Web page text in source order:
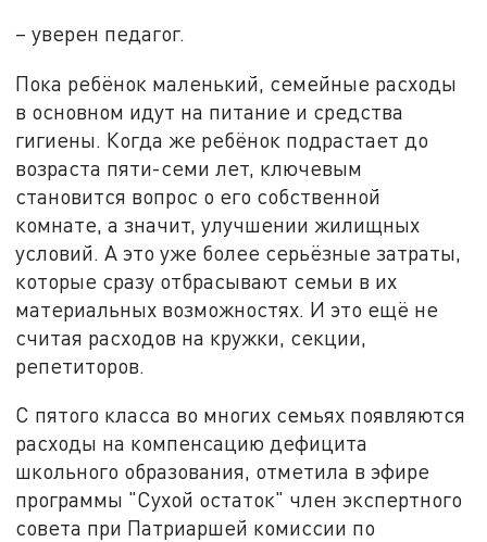
– уверен педагог.
Пока ребёнок маленький, семейные расходы
в основном идут на питание и средства
гигиены. Когда же ребёнок подрастает до
возраста пяти-семи лет, ключевым
становится вопрос о его собственной
комнате, а значит, улучшении жилищных
условий. А это уже более серьёзные затраты,
которые сразу отбрасывают семьи в их
материальных возможностях. И это ещё не
считая расходов на кружки, секции,
репетиторов.
С пятого класса во многих семьях появляются
расходы на компенсацию дефицита
школьного образования, отметила в эфире
программы "Сухой остаток" член экспертного
совета при Патриаршей комиссии по